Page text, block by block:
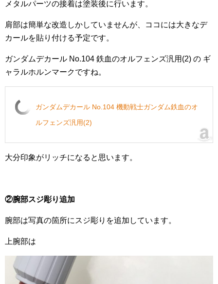
メタルパーツの接着は塗装後に行います。
肩部は簡単な改造しかしていませんが、ココには大きなデ
カールを貼り付ける予定です。
ガンダムデカール No.104 鉄血のオルフェンズ汎用(2) の ギ
ャラルホルンマークですね。
ガンダムデカール No.104 機動戦士ガンダム鉄血のオ
ルフェンズ汎用(2)
大分印象がリッチになると思います。
②腕部スジ彫り追加
腕部は写真の箇所にスジ彫りを追加しています。
上腕部は